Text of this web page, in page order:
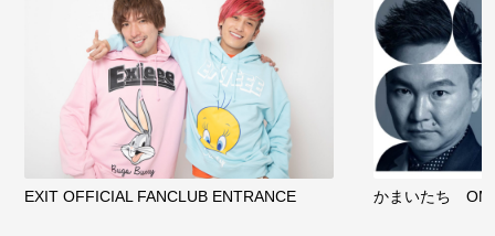
EXIT OFFICIAL FANCLUB ENTRANCE かまいたち